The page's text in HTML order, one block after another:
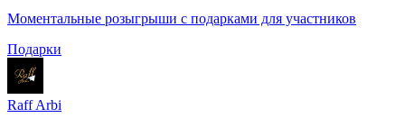
Моментальные розыгрыши с подарками для участников
Подарки
Raff Arbi